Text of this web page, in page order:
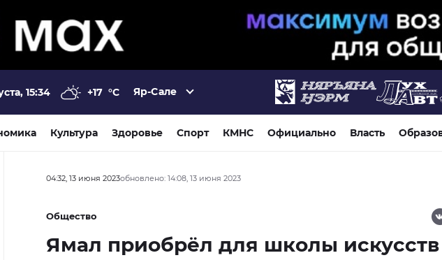
15:34 +17 °C Яр-Сале
Культура Здоровье Спорт КМНС Официально Власть
04:32, 13 июня 2023обновлено: 14:08, 13 июня 2023
Общество
Ямал приобрёл для школы искусств